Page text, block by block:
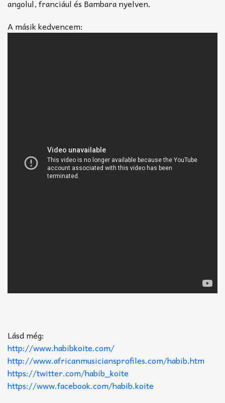
angolul, franciául és Bambara nyelven.
A másik kedvencem:
Lásd még:
http://www.habibkoite.com/
http://www.africanmusiciansprofiles.com/habib.htm
https://twitter.com/habib_koite
https://www.facebook.com/habib.koite